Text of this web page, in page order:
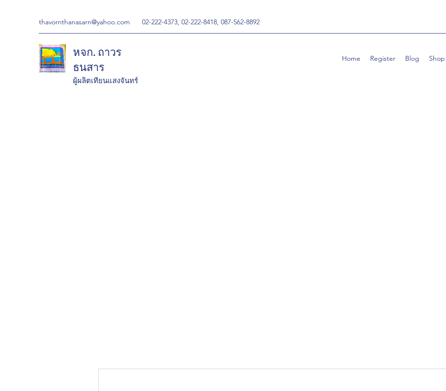
thavornthanasarn@yahoo.com 02-222-4373, 02-222-8418, 087-562-8892
หจก. ถาวร
ธนสาร
ผู้ผลิตเทียนแสงจันทร์
Home Register Blog Shop